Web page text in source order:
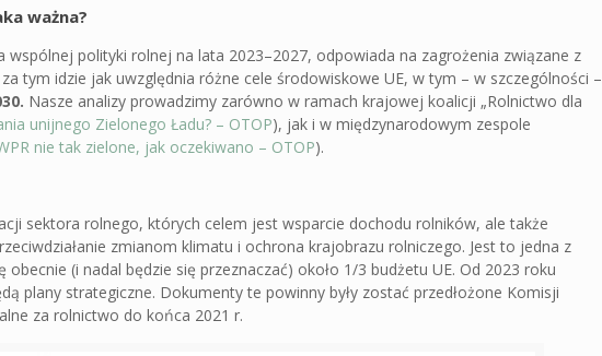
ważna?
polityki rolnej na lata 2023–2027, odpowiada na zagrożenia związane z
tym idzie jak uwzględnia różne cele środowiskowe UE, w tym – w szczególności –
Nasze analizy prowadzimy zarówno w ramach krajowej koalicji „Rolnictwo dla
unijnego Zielonego Ładu? – OTOP), jak i w międzynarodowym zespole
nie tak zielone, jak oczekiwano – OTOP).
sektora rolnego, których celem jest wsparcie dochodu rolników, ale także
zmianom klimatu i ochrona krajobrazu rolniczego. Jest to jedna z
(i nadal będzie się przeznaczać) około 1/3 budżetu UE. Od 2023 roku
plany strategiczne. Dokumenty te powinny były zostać przedłożone Komisji
za rolnictwo do końca 2021 r.